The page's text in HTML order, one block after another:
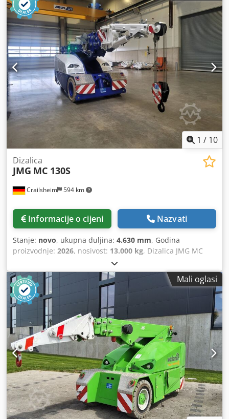
1 / 10
Crailsheim 594 km
Dizalica
JMG MC 130S
Informacije o cijeni Nazvati
Stanje: novo, ukupna duljina: 4.630 mm, Godina
proizvodnje: 2026, nosivost: 13.000 kg, Dizalica JMG MC
130S, električni pogon, godina proizvodnje 2026, nosivost
(kg) 13.000 Chedpfxey Eh Ruo Akcoa
Mali oglasi